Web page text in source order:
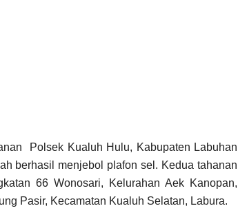
Polsek Kualuh Hulu, Kabupaten Labuhan
berhasil menjebol plafon sel. Kedua tahanan
66 Wonosari, Kelurahan Aek Kanopan,
Pasir, Kecamatan Kualuh Selatan, Labura.